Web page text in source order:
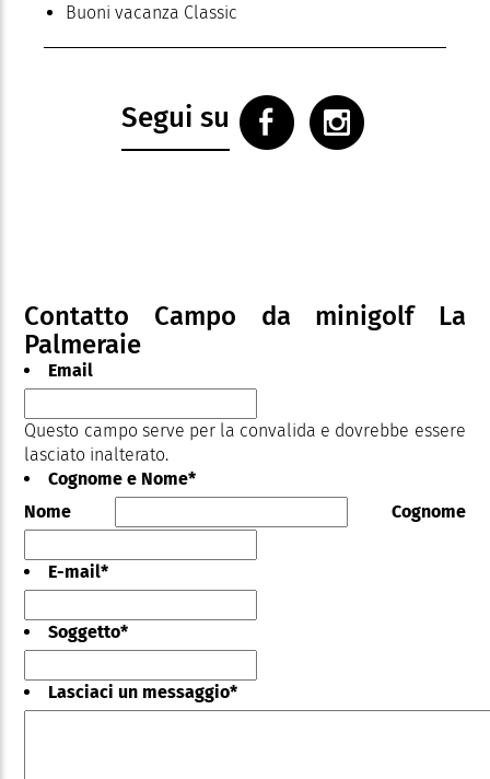
Buoni vacanza Classic
Segui su
Contatto Campo da minigolf La
Palmeraie
Email
Questo campo serve per la convalida e dovrebbe essere
lasciato inalterato.
Cognome e Nome*
Nome
Cognome
E-mail*
Soggetto*
Lasciaci un messaggio*